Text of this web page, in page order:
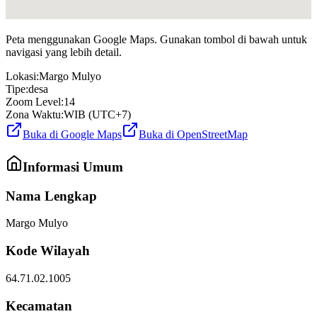
Peta menggunakan Google Maps. Gunakan tombol di bawah untuk
navigasi yang lebih detail.
Lokasi:Margo Mulyo
Tipe:desa
Zoom Level:14
Zona Waktu:WIB (UTC+7)
Buka di Google Maps
Buka di OpenStreetMap
Informasi Umum
Nama Lengkap
Margo Mulyo
Kode Wilayah
64.71.02.1005
Kecamatan